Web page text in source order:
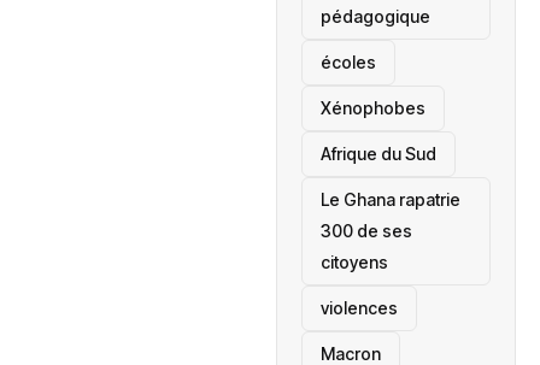
pédagogique
écoles
‎Xénophobes
Afrique du Sud
Le Ghana rapatrie
300 de ses
citoyens
violences
Macron